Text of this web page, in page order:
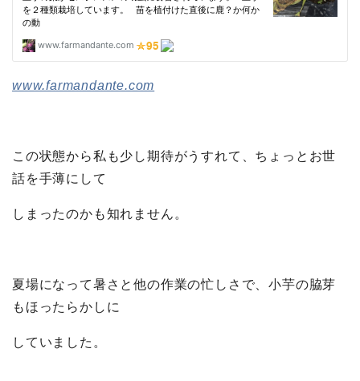
www.farmandante.com
この状態から私も少し期待がうすれて、ちょっとお世
話を手薄にして
しまったのかも知れません。
夏場になって暑さと他の作業の忙しさで、小芋の脇芽
もほったらかしに
していました。